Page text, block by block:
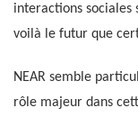
interactions sociales
voilà le futur que
NEAR semble
rôle majeur dans